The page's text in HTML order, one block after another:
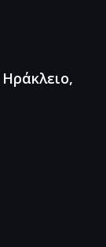
Ηράκλειο,